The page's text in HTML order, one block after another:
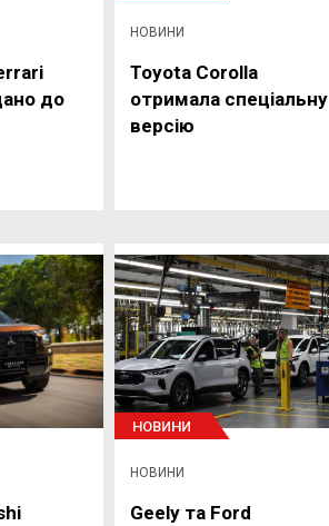
до
НОВИНИ
Toyota Corolla
отримала спеціальну
версію
НОВИНИ
НОВИНИ
Geely та Ford